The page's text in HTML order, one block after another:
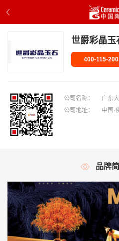
世爵彩晶玉
400-115-
公司名称：
广东
公司地址：
中国·
品牌